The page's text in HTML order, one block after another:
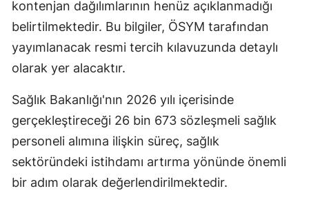
Mardin
Niğde
kontenjan dağılımlarının henüz açıklanmadığı
belirtilmektedir. Bu bilgiler, ÖSYM tarafından
yayımlanacak resmi tercih kılavuzunda detaylı
olarak yer alacaktır.
Sağlık Bakanlığı'nın 2026 yılı içerisinde
gerçekleştireceği 26 bin 673 sözleşmeli sağlık
personeli alımına ilişkin süreç, sağlık
sektöründeki istihdamı artırma yönünde önemli
bir adım olarak değerlendirilmektedir.